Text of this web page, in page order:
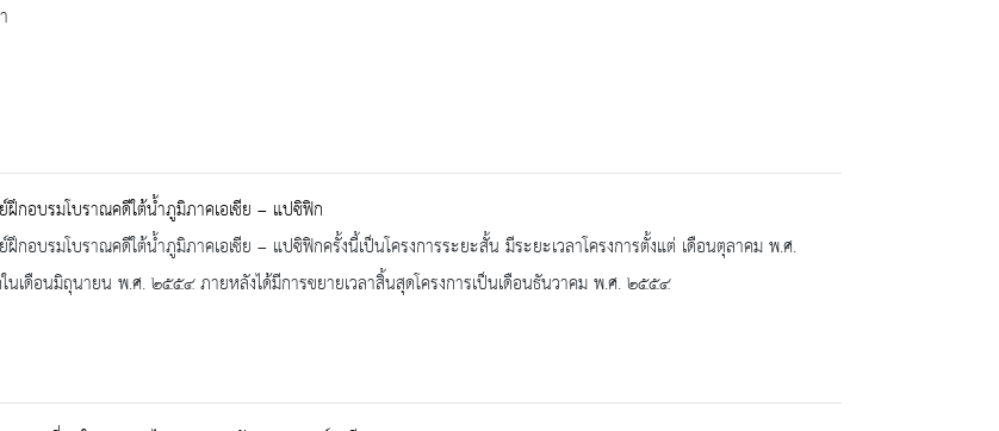
ฝึกอบรมโบราณคดีใต้น้ำภูมิภาคเอเชีย – แปซิฟิก
ฝึกอบรมโบราณคดีใต้น้ำภูมิภาคเอเชีย – แปซิฟิกครั้งนี้เป็นโครงการระยะสั้น มีระยะเวลาโครงการตั้งแต่ เดือนตุลาคม พ.ศ.
เดือนมิถุนายน พ.ศ. ๒๕๕๔ ภายหลังได้มีการขยายเวลาสิ้นสุดโครงการเป็นเดือนธันวาคม พ.ศ. ๒๕๕๔